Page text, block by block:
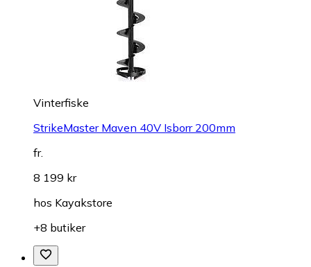
Vinterfiske
StrikeMaster Maven 40V Isborr 200mm
fr.
8 199 kr
hos Kayakstore
+8 butiker